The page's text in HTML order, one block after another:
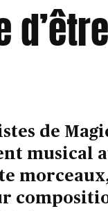
de
musical